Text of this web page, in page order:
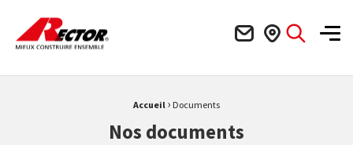
Rector Mieux construire ensemble
Accueil › Documents
Nos documents